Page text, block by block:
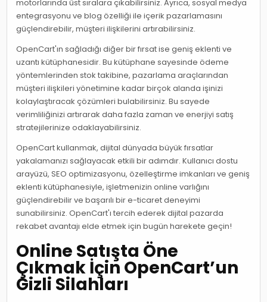
motorlarında üst sıralara çıkabilirsiniz. Ayrıca, sosyal medya
entegrasyonu ve blog özelliği ile içerik pazarlamasını
güçlendirebilir, müşteri ilişkilerini artırabilirsiniz.
OpenCart'ın sağladığı diğer bir fırsat ise geniş eklenti ve
uzantı kütüphanesidir. Bu kütüphane sayesinde ödeme
yöntemlerinden stok takibine, pazarlama araçlarından
müşteri ilişkileri yönetimine kadar birçok alanda işinizi
kolaylaştıracak çözümleri bulabilirsiniz. Bu sayede
verimliliğinizi artırarak daha fazla zaman ve enerjiyi satış
stratejilerinize odaklayabilirsiniz.
OpenCart kullanmak, dijital dünyada büyük fırsatlar
yakalamanızı sağlayacak etkili bir adımdır. Kullanıcı dostu
arayüzü, SEO optimizasyonu, özelleştirme imkanları ve geniş
eklenti kütüphanesiyle, işletmenizin online varlığını
güçlendirebilir ve başarılı bir e-ticaret deneyimi
sunabilirsiniz. OpenCart'ı tercih ederek dijital pazarda
rekabet avantajı elde etmek için bugün harekete geçin!
Online Satışta Öne
Çıkmak İçin OpenCart’un
Gizli Silahları